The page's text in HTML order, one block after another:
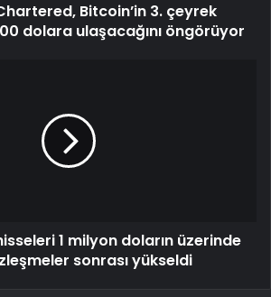
Bitcoin’in 3. çeyrek
dolara ulaşacağını öngörüyor
1 milyon doların üzerinde
sonrası yükseldi